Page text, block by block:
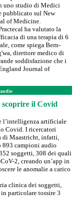
uno studio di Medici
pubblicato sul New
of Medicine.
ha valutato la
di una terapia di 6
come spiega Bern-
direttore medico di
soddisfazione che i
Journal of
scoprire il Covid
l’intelligenza artificiale
Covid. I ricercatori
di Maastricht, infatti,
893 campioni audio
soggetti, 308 dei quali
2, creando un’app in
le anomalie a carico
clinica dei soggetti,
particolare tossire 3